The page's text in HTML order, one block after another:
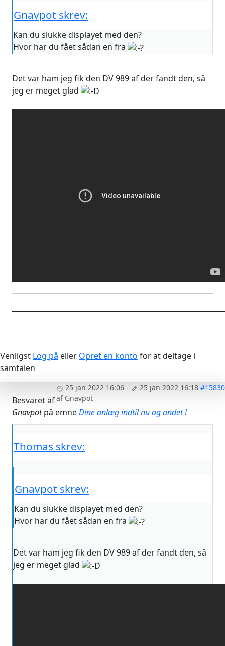
Gnavpot skrev:
Kan du slukke displayet med den?
Hvor har du fået sådan en fra
Det var ham jeg fik den DV 989 af der fandt den, så
jeg er meget glad
Venligst Log på eller Opret en konto for at deltage i
samtalen
25 jan 2022 16:06 - 25 jan 2022 16:18 #15830
af Gnavpot
Besvaret af
Gnavpotpå emneDine anlæg indtil nu og andet !
Thomas skrev:
Gnavpot skrev:
Kan du slukke displayet med den?
Hvor har du fået sådan en fra
Det var ham jeg fik den DV 989 af der fandt den, så
jeg er meget glad